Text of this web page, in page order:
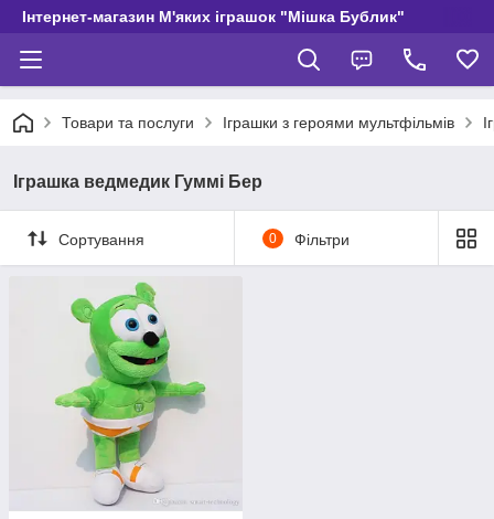
Інтернет-магазин М'яких іграшок "Мішка Бублик"
Товари та послуги Іграшки з героями мультфільмів
Іграшка ведмедик Гуммі Бер
Сортування 0 Фільтри